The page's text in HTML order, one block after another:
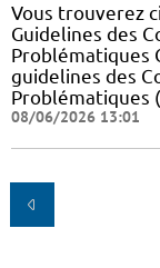
Vous trouverez
Guidelines des
Problématiques
guidelines des
Problématiques
08/06/2026 13:01